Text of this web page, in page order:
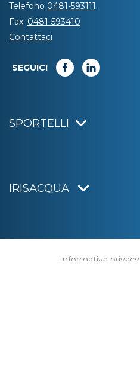
Telefono 0481-593111
Fax: 0481-593410
Contattaci
SEGUICI
SPORTELLI
IRISACQUA
Informativa privacy